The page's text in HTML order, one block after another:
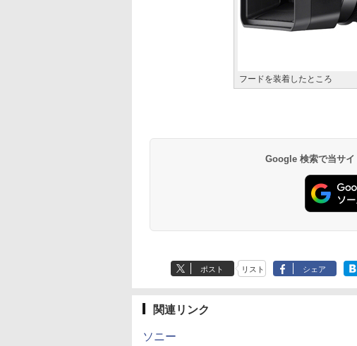
フードを装着したところ
Google 検索で当サイ
ポスト リスト シェア
関連リンク
ソニー